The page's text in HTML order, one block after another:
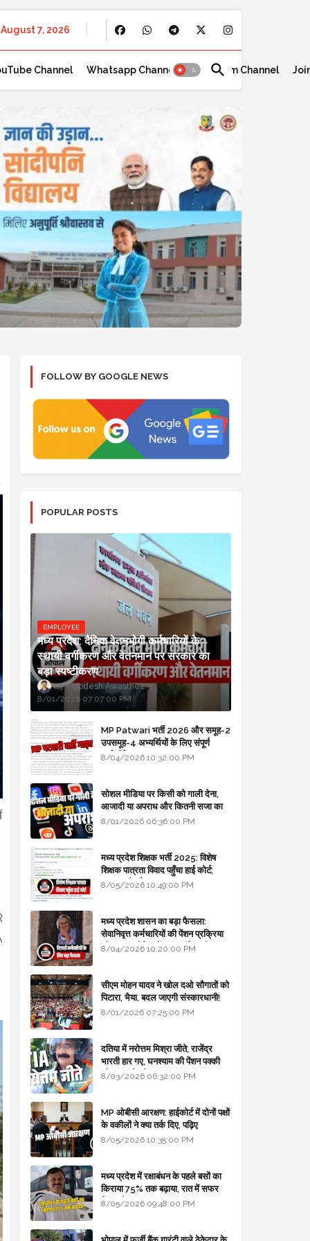
August 7, 2026
Channel Whatsapp Channel Telegram Channel
FOLLOW BY GOOGLE NEWS
POPULAR POSTS
EMPLOYEE
मध्य प्रदेश: दैनिक वेतनभोगी कर्मचारियों के
स्थायी वर्गीकरण और वेतनमान पर सरकार का
बड़ा स्पष्टीकरण
Updesh Awasthee
8/01/2026 07:07:00 PM
MP Patwari भर्ती 2026 और समूह-2
उपसमूह-4 अभ्यर्थियों के लिए संपूर्ण
मार्गदर्शिका
8/04/2026 10:32:00 PM
सोशल मीडिया पर किसी को गाली देना,
आजादी या अपराध और कितनी सजा का
प्रावधान - free legal advice
8/01/2026 06:36:00 PM
मध्य प्रदेश शिक्षक भर्ती 2025: विशेष
शिक्षक पात्रता विवाद पहुँचा हाई कोर्ट;
सरकार से माँगा जवाब
8/05/2026 10:49:00 PM
मध्य प्रदेश शासन का बड़ा फैसला:
सेवानिवृत्त कर्मचारियों की पेंशन प्रक्रिया
और बजट कोडिंग में हुए क्रांतिकारी
8/04/2026 10:20:00 PM
सीएम मोहन यादव ने खोल दओ सौगातों को
पिटारा, भैया, बदल जाएगी संस्कारधानी!
8/01/2026 07:25:00 PM
दतिया में नरोत्तम मिश्रा जीते, राजेंद्र
भारती हार गए, घनश्याम की पेंशन पक्की
और आशुतोष बैक टू...
8/03/2026 06:32:00 PM
MP ओबीसी आरक्षण: हाईकोर्ट में दोनों पक्षों
के वकीलों ने क्या तर्क दिए, पढ़िए
8/05/2026 10:35:00 PM
मध्य प्रदेश में रक्षाबंधन के पहले बसों का
किराया 75% तक बढ़ाया, रात में सफर
किया तो 10% एक्स्ट्रा
8/05/2026 09:48:00 PM